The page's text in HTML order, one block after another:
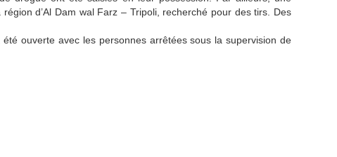
d’Al Dam wal Farz – Tripoli, recherché pour des tirs. Des
ouverte avec les personnes arrêtées sous la supervision de